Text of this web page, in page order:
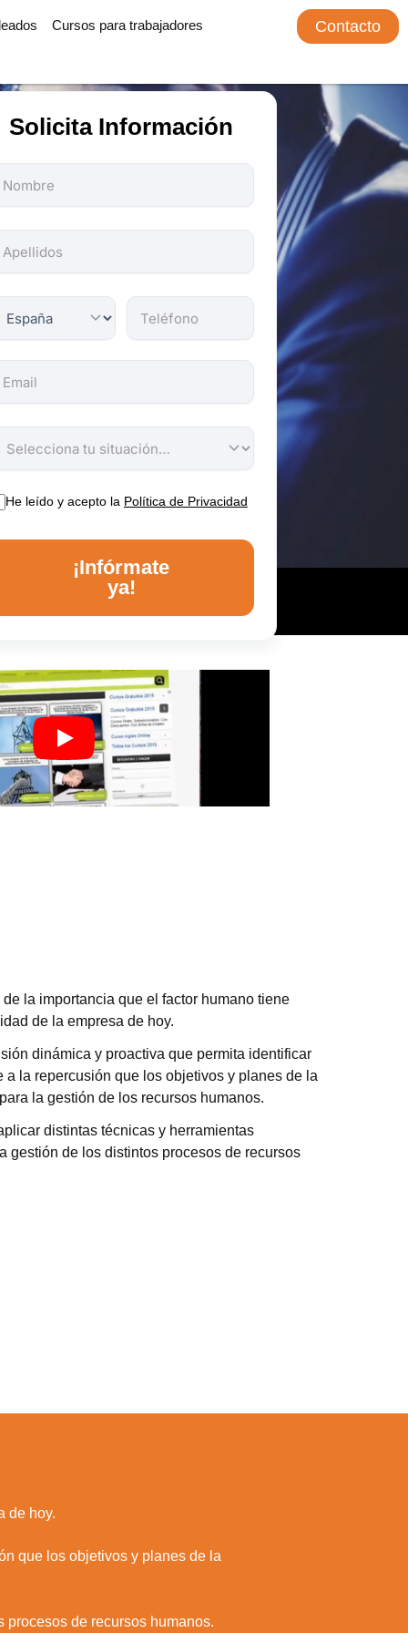
Cursos para trabajadores Contacto
Solicita Información
He leído y acepto la Política de Privacidad
¡Infórmate
ya!
la importancia que el factor humano tiene
de la empresa de hoy.
dinámica y proactiva que permita identificar
a la repercusión que los objetivos y planes de la
la gestión de los recursos humanos.
distintas técnicas y herramientas
gestión de los distintos procesos de recursos
de hoy.
que los objetivos y planes de la
de recursos humanos.